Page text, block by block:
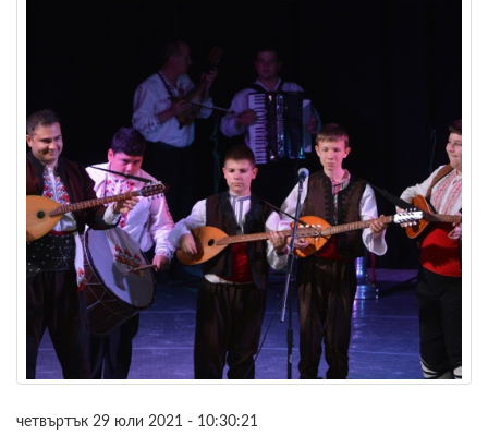
четвъртък 29 юли 2021 - 10:30:21